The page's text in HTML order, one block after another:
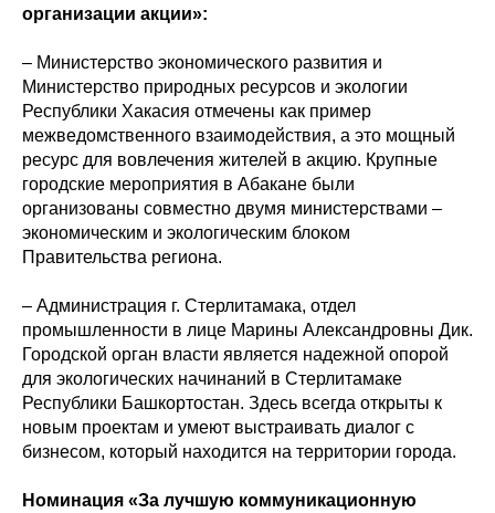
организации акции»:
– Министерство экономического развития и
Министерство природных ресурсов и экологии
Республики Хакасия отмечены как пример
межведомственного взаимодействия, а это мощный
ресурс для вовлечения жителей в акцию. Крупные
городские мероприятия в Абакане были
организованы совместно двумя министерствами –
экономическим и экологическим блоком
Правительства региона.
– Администрация г. Стерлитамака, отдел
промышленности в лице Марины Александровны Дик.
Городской орган власти является надежной опорой
для экологических начинаний в Стерлитамаке
Республики Башкортостан. Здесь всегда открыты к
новым проектам и умеют выстраивать диалог с
бизнесом, который находится на территории города.
Номинация «За лучшую коммуникационную